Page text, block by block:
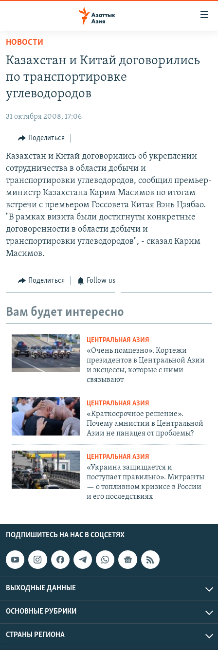
Вернуться
основному
содержанию
Вернутся
главной
навигации
Вернутся
поиску
ТАДЖИКИСТАН
ВОЙНА В УКРАИНЕ
ҚАЗАҚША
КЫРГЫЗЧА
ЎЗБЕКЧА
ТОҶИКӢ
TÜRKMENÇE
Все сайты РСЕ/РС
НОВОСТИ
Казахстан и Китай договорились
по транспортировке
углеводородов
31 октября 2008, 17:06
Поделиться
Казахстан и Китай договорились об укреплении
сотрудничества в области добычи и
транспортировки углеводородов, сообщил премьер-
министр Казахстана Карим Масимов по итогам
встречи с премьером Госсовета Китая Вэнь Цзябао.
"В рамках визита были достигнуты конкретные
договоренности в области добычи и
транспортировки углеводородов", - сказал Карим
Масимов.
Поделиться Follow us
Вам будет интересно
ЦЕНТРАЛЬНАЯ АЗИЯ
«Очень помпезно». Кортежи
президентов в Центральной Азии
и эксцессы, которые с ними
связывают
ЦЕНТРАЛЬНАЯ АЗИЯ
«Краткосрочное решение».
Почему амнистии в Центральной
Азии не панацея от проблемы?
ЦЕНТРАЛЬНАЯ АЗИЯ
«Украина защищается и
поступает правильно». Мигранты
— о топливном кризисе в России
и его последствиях
ПОДПИШИТЕСЬ НА НАС В СОЦСЕТЯХ
ВЫХОДНЫЕ ДАННЫЕ
ОСНОВНЫЕ РУБРИКИ
СТРАНЫ РЕГИОНА